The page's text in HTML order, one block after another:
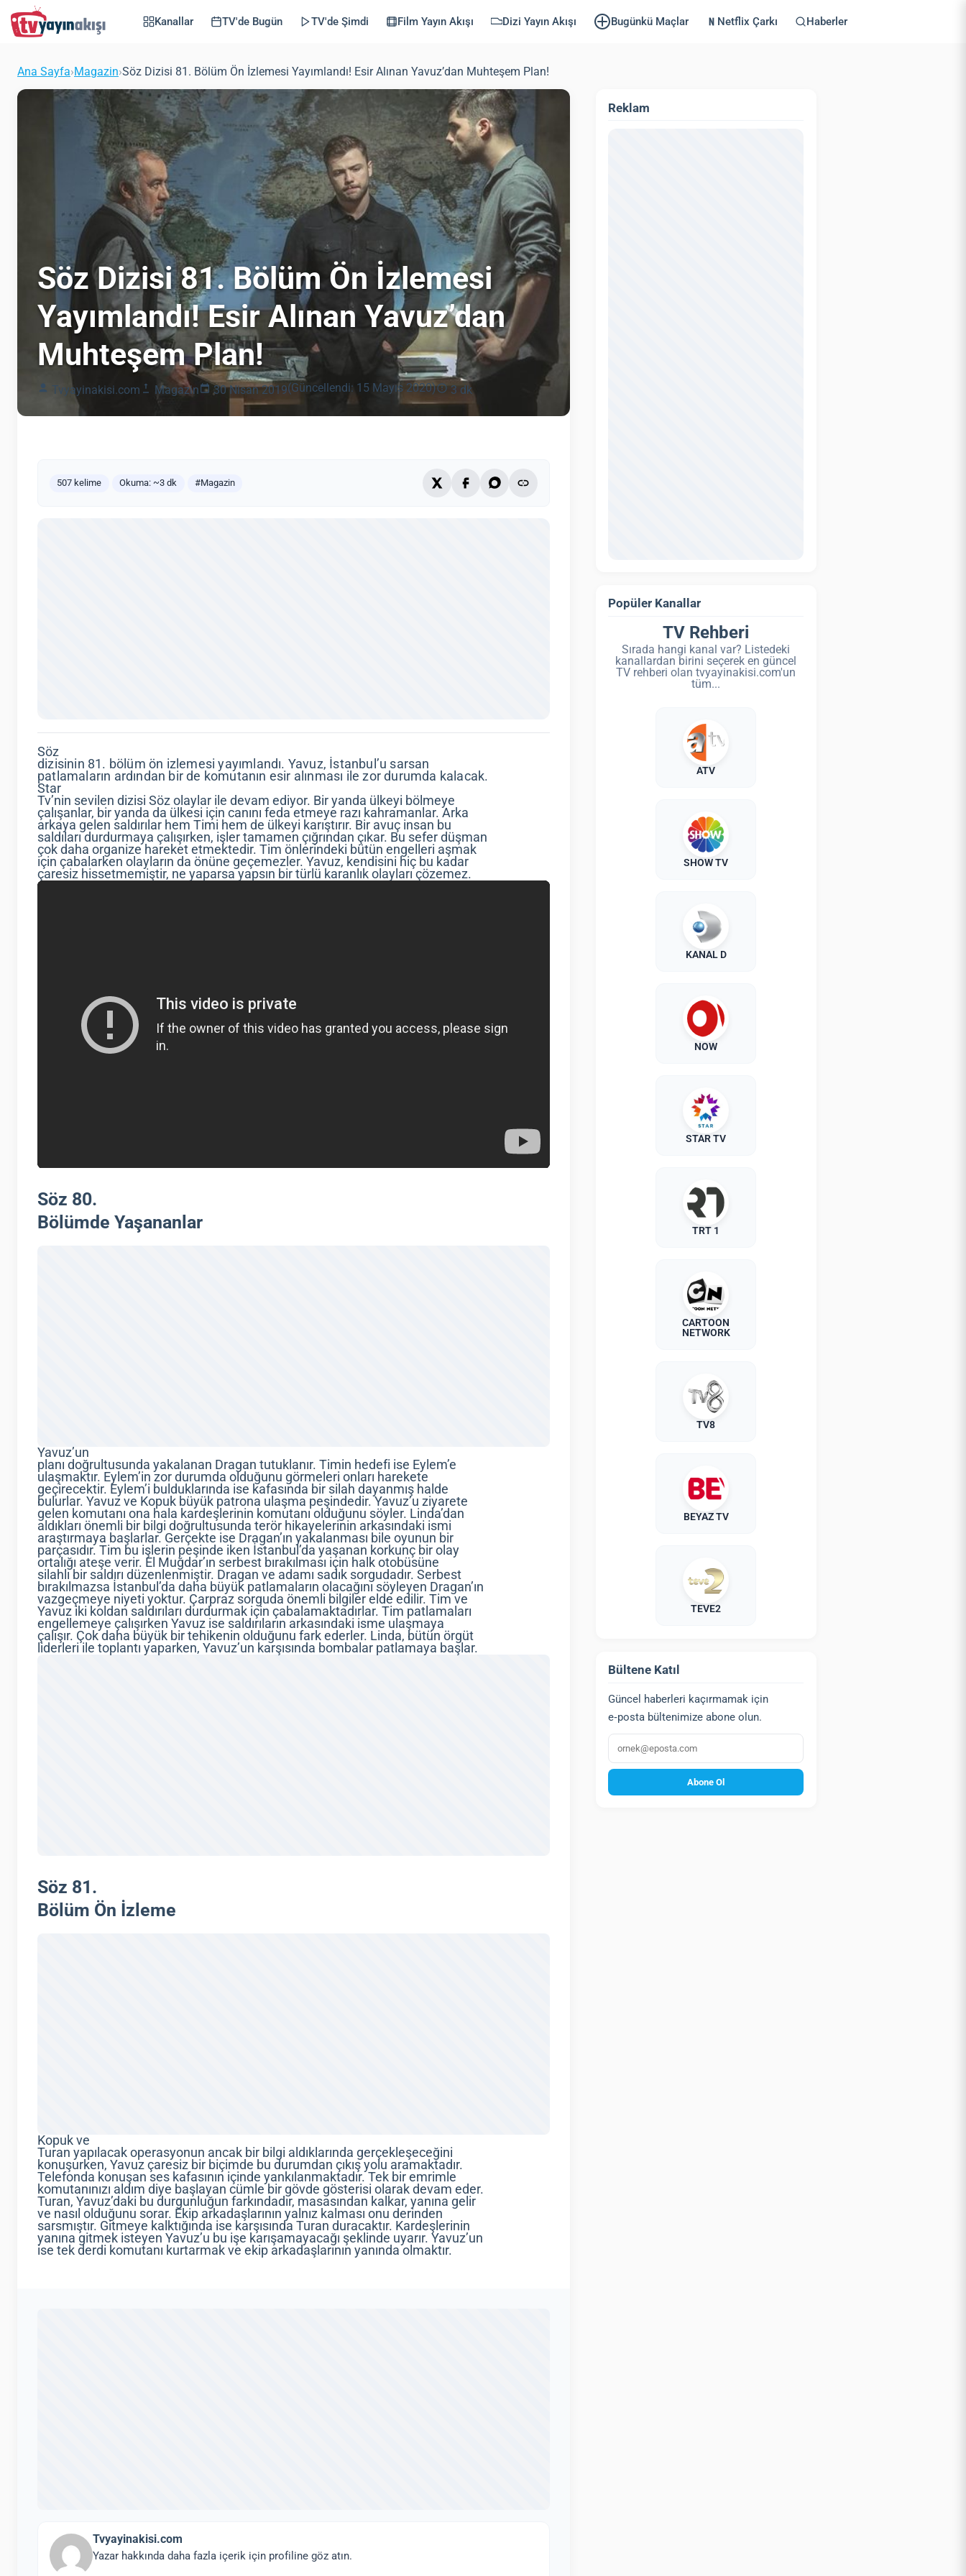
Kanallar TV'de Bugün TV'de Şimdi Film Yayın Akışı Dizi Yayın Akışı Bugünkü Maçlar Netflix Çarkı Haberler
Ana Sayfa›Magazin›Söz Dizisi 81. Bölüm Ön İzlemesi Yayımlandı! Esir Alınan Yavuz’dan Muhteşem Plan!
Söz Dizisi 81. Bölüm Ön İzlemesi
Yayımlandı! Esir Alınan Yavuz’dan
Muhteşem Plan!
Tvyayinakisi.com Magazin 30 Nisan 2019(Güncellendi: 15 Mayıs 2020) 3 dk
507 kelime Okuma: ~3 dk #Magazin
Söz
dizisinin 81. bölüm ön izlemesi yayımlandı. Yavuz, İstanbul’u sarsan
patlamaların ardından bir de komutanın esir alınması ile zor durumda kalacak.
Star
Tv’nin sevilen dizisi Söz olaylar ile devam ediyor. Bir yanda ülkeyi bölmeye
çalışanlar, bir yanda da ülkesi için canını feda etmeye razı kahramanlar. Arka
arkaya gelen saldırılar hem Timi hem de ülkeyi karıştırır. Bir avuç insan bu
saldıları durdurmaya çalışırken, işler tamamen çığrından çıkar. Bu sefer düşman
çok daha organize hareket etmektedir. Tim önlerindeki bütün engelleri aşmak
için çabalarken olayların da önüne geçemezler. Yavuz, kendisini hiç bu kadar
çaresiz hissetmemiştir, ne yaparsa yapsın bir türlü karanlık olayları çözemez.
Söz 80.
Bölümde Yaşananlar
Yavuz’un
planı doğrultusunda yakalanan Dragan tutuklanır. Timin hedefi ise Eylem’e
ulaşmaktır. Eylem’in zor durumda olduğunu görmeleri onları harekete
geçirecektir. Eylem’i bulduklarında ise kafasında bir silah dayanmış halde
bulurlar. Yavuz ve Kopuk büyük patrona ulaşma peşindedir. Yavuz’u ziyarete
gelen komutanı ona hala kardeşlerinin komutanı olduğunu söyler. Linda’dan
aldıkları önemli bir bilgi doğrultusunda terör hikayelerinin arkasındaki ismi
araştırmaya başlarlar. Gerçekte ise Dragan’ın yakalanması bile oyunun bir
parçasıdır. Tim bu işlerin peşinde iken İstanbul’da yaşanan korkunç bir olay
ortalığı ateşe verir. El Muğdar’ın serbest bırakılması için halk otobüsüne
silahlı bir saldırı düzenlenmiştir. Dragan ve adamı sadık sorgudadır. Serbest
bırakılmazsa İstanbul’da daha büyük patlamaların olacağını söyleyen Dragan’ın
vazgeçmeye niyeti yoktur. Çarpraz sorguda önemli bilgiler elde edilir. Tim ve
Yavuz iki koldan saldırıları durdurmak için çabalamaktadırlar. Tim patlamaları
engellemeye çalışırken Yavuz ise saldırıların arkasındaki isme ulaşmaya
çalışır. Çok daha büyük bir tehikenin olduğunu fark ederler. Linda, bütün örgüt
liderleri ile toplantı yaparken, Yavuz’un karşısında bombalar patlamaya başlar.
Söz 81.
Bölüm Ön İzleme
Kopuk ve
Turan yapılacak operasyonun ancak bir bilgi aldıklarında gerçekleşeceğini
konuşurken, Yavuz çaresiz bir biçimde bu durumdan çıkış yolu aramaktadır.
Telefonda konuşan ses kafasının içinde yankılanmaktadır. Tek bir emrimle
komutanınızı aldım diye başlayan cümle bir gövde gösterisi olarak devam eder.
Turan, Yavuz’daki bu durgunluğun farkındadır, masasından kalkar, yanına gelir
ve nasıl olduğunu sorar. Ekip arkadaşlarının yalnız kalması onu derinden
sarsmıştır. Gitmeye kalktığında ise karşısında Turan duracaktır. Kardeşlerinin
yanına gitmek isteyen Yavuz’u bu işe karışamayacağı şeklinde uyarır. Yavuz’un
ise tek derdi komutanı kurtarmak ve ekip arkadaşlarının yanında olmaktır.
Tvyayinakisi.com
Yazar hakkında daha fazla içerik için profiline göz atın.
Reklam
Popüler Kanallar
TV Rehberi
Sırada hangi kanal var? Listedeki
kanallardan birini seçerek en güncel
TV rehberi olan tvyayinakisi.com'un
tüm...
ATV
SHOW TV
KANAL D
NOW
STAR TV
TRT 1
CARTOON
NETWORK
TV8
BEYAZ TV
TEVE2
Bültene Katıl
Güncel haberleri kaçırmamak için
e‑posta bültenimize abone olun.
E‑posta
Abone Ol